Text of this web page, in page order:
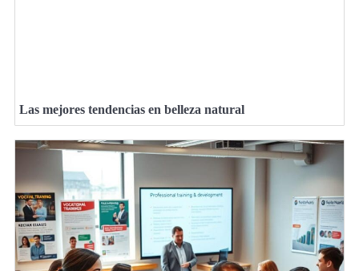
Las mejores tendencias en belleza natural